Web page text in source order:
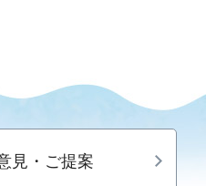
見・ご提案